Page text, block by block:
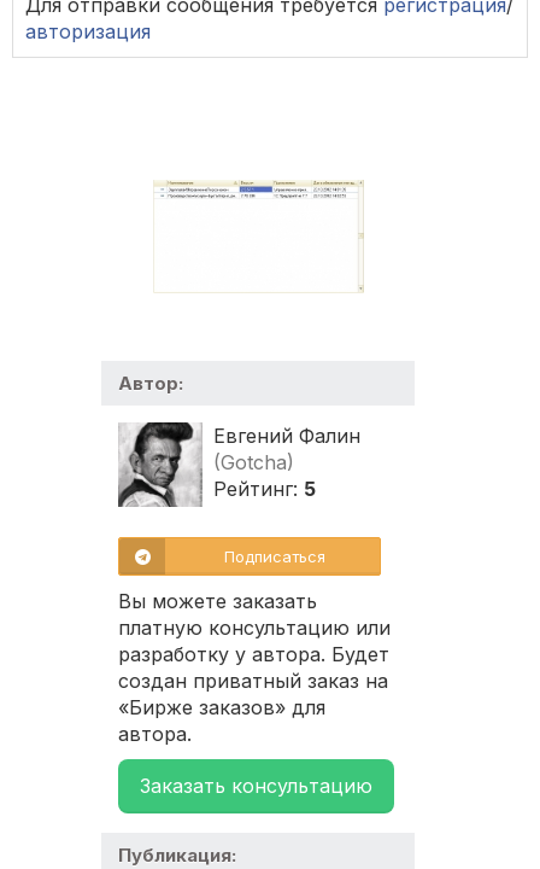
Для отправки сообщения требуется регистрация/
авторизация
Автор:
Евгений Фалин
(Gotcha)
Рейтинг: 5
Подписаться
Вы можете заказать
платную консультацию или
разработку у автора. Будет
создан приватный заказ на
«Бирже заказов» для
автора.
Заказать консультацию
Публикация: